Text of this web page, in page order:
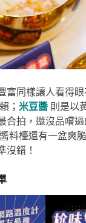
富同樣讓人看得
； 米豆醬 則是以
合拍，還沒品嚐
料檯還有一盆爽
沒錯！